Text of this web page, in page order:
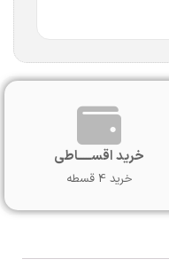
خرید اقســـــاطی
خرید 4 قسطه